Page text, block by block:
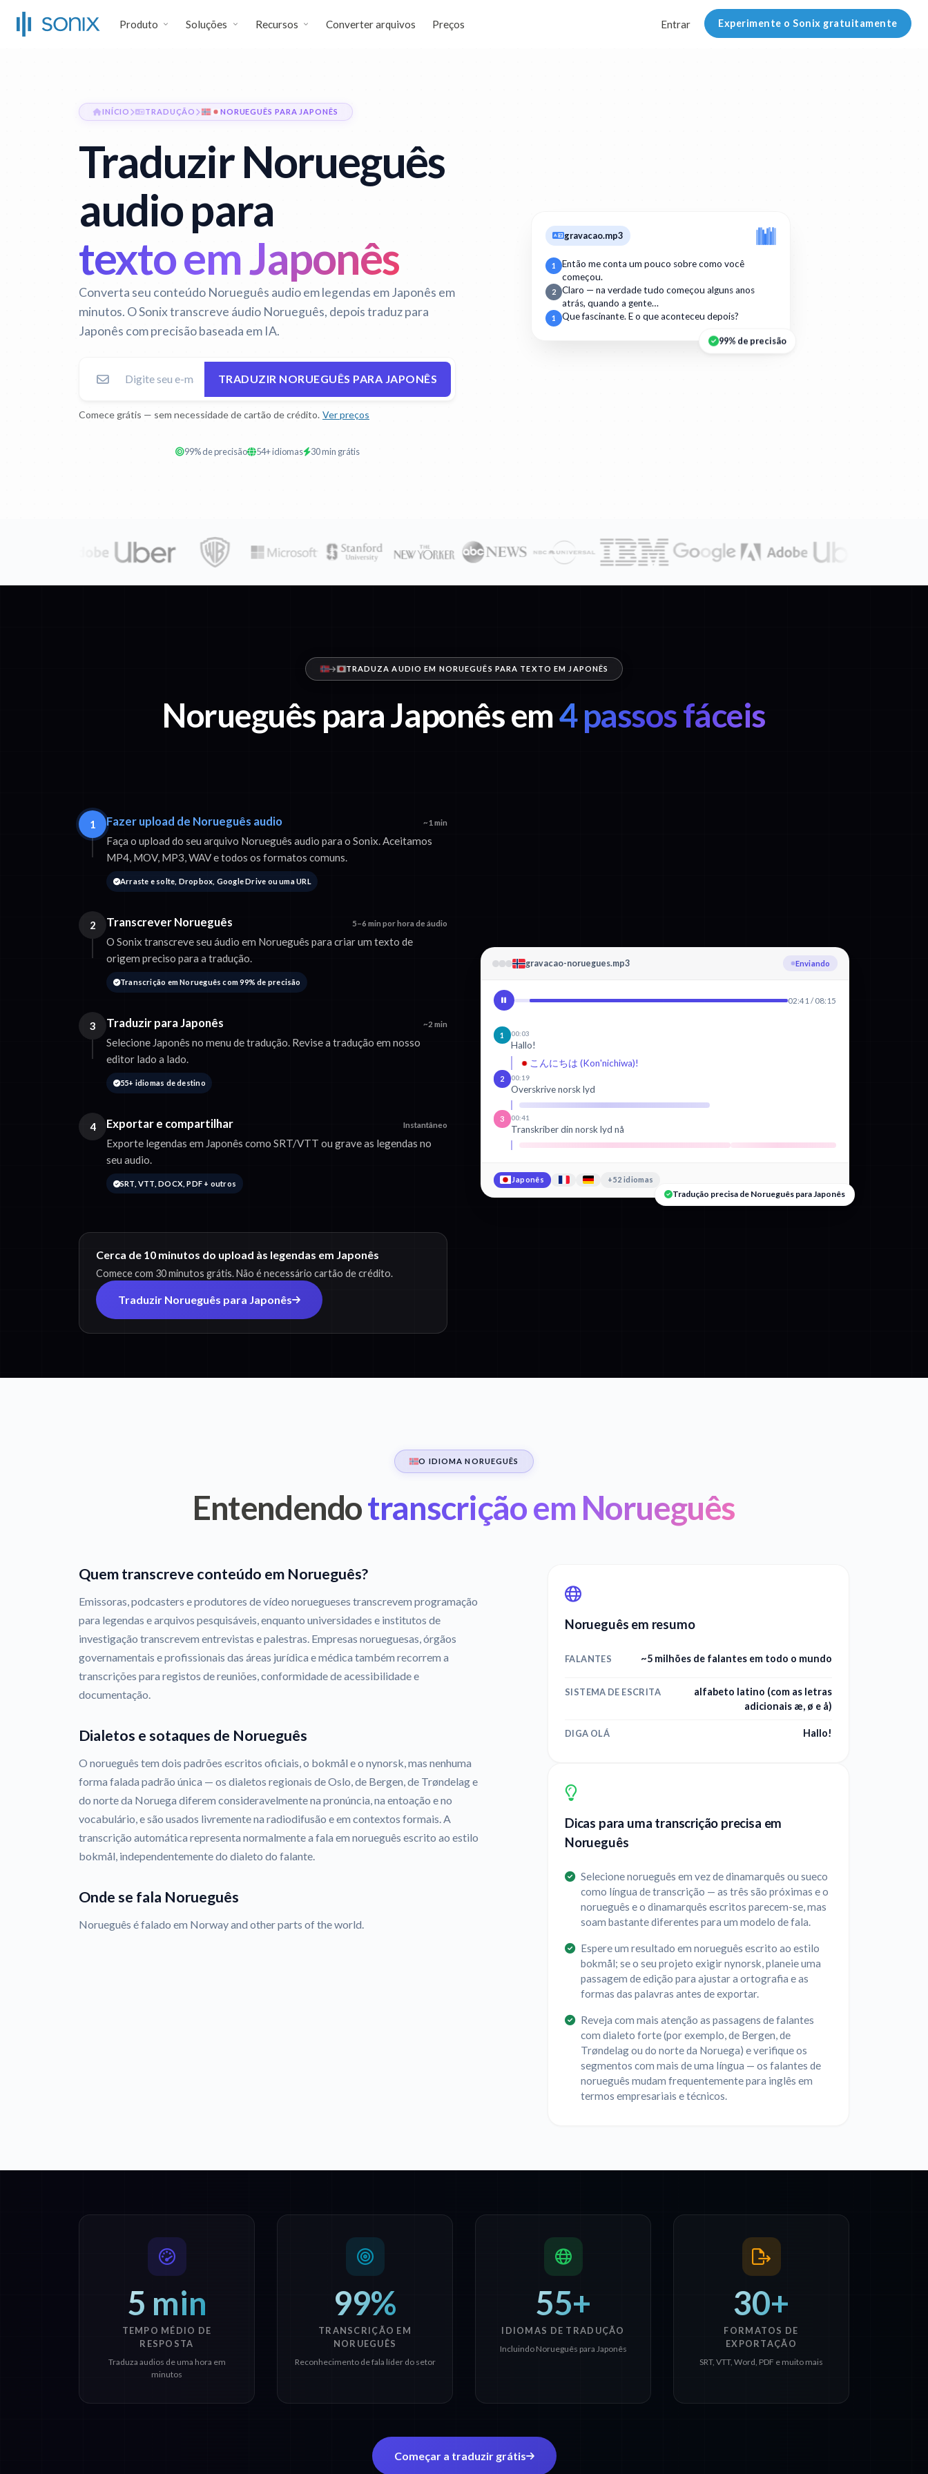
Produto Soluções Recursos Converter arquivos Preços Entrar Experimente o Sonix gratuitamente
INÍCIO TRADUÇÃO NORUEGUÊS PARA JAPONÊS
Traduzir Norueguês
audio para
texto em Japonês
Converta seu conteúdo Norueguês audio em legendas em Japonês em
minutos. O Sonix transcreve áudio Norueguês, depois traduz para
Japonês com precisão baseada em IA.
TRADUZIR NORUEGUÊS PARA JAPONÊS
Comece grátis — sem necessidade de cartão de crédito. Ver preços
99% de precisão 54+ idiomas 30 min grátis
gravacao.mp3
1
Então me conta um pouco sobre como você
começou.
2
Claro — na verdade tudo começou alguns anos
atrás, quando a gente…
1 Que fascinante. E o que aconteceu depois?
99% de precisão
TRADUZA AUDIO EM NORUEGUÊS PARA TEXTO EM JAPONÊS
Norueguês para Japonês em4 passos fáceis
1 Fazer upload de Norueguês audio ~1 min
Faça o upload do seu arquivo Norueguês audio para o Sonix. Aceitamos
MP4, MOV, MP3, WAV e todos os formatos comuns.
Arraste e solte, Dropbox, Google Drive ou uma URL
2 Transcrever Norueguês 5–6 min por hora de áudio
O Sonix transcreve seu áudio em Norueguês para criar um texto de
origem preciso para a tradução.
Transcrição em Norueguês com 99% de precisão
3 Traduzir para Japonês ~2 min
Selecione Japonês no menu de tradução. Revise a tradução em nosso
editor lado a lado.
55+ idiomas de destino
4 Exportar e compartilhar Instantâneo
Exporte legendas em Japonês como SRT/VTT ou grave as legendas no
seu audio.
SRT, VTT, DOCX, PDF + outros
Cerca de 10 minutos do upload às legendas em Japonês
Comece com 30 minutos grátis. Não é necessário cartão de crédito.
Traduzir Norueguês para Japonês
gravacao-noruegues.mp3 Transcrevendo Norueguês
02:41 / 08:15
1 00:03
Hallo!
こんにちは (Kon'nichiwa)!
2 00:19
Overskrive norsk lyd
3 00:41
Transkriber din norsk lyd nå
Japonês +52 idiomas
Tradução precisa de Norueguês para Japonês
O IDIOMA NORUEGUÊS
Entendendotranscrição em Norueguês
Quem transcreve conteúdo em Norueguês?
Emissoras, podcasters e produtores de vídeo noruegueses transcrevem programação
para legendas e arquivos pesquisáveis, enquanto universidades e institutos de
investigação transcrevem entrevistas e palestras. Empresas norueguesas, órgãos
governamentais e profissionais das áreas jurídica e médica também recorrem a
transcrições para registos de reuniões, conformidade de acessibilidade e
documentação.
Dialetos e sotaques de Norueguês
O norueguês tem dois padrões escritos oficiais, o bokmål e o nynorsk, mas nenhuma
forma falada padrão única — os dialetos regionais de Oslo, de Bergen, de Trøndelag e
do norte da Noruega diferem consideravelmente na pronúncia, na entoação e no
vocabulário, e são usados livremente na radiodifusão e em contextos formais. A
transcrição automática representa normalmente a fala em norueguês escrito ao estilo
bokmål, independentemente do dialeto do falante.
Onde se fala Norueguês
Norueguês é falado em Norway and other parts of the world.
Norueguês em resumo
FALANTES ~5 milhões de falantes em todo o mundo
SISTEMA DE ESCRITA
alfabeto latino (com as letras
adicionais æ, ø e å)
DIGA OLÁ Hallo!
Dicas para uma transcrição precisa em
Norueguês
Selecione norueguês em vez de dinamarquês ou sueco
como língua de transcrição — as três são próximas e o
norueguês e o dinamarquês escritos parecem-se, mas
soam bastante diferentes para um modelo de fala.
Espere um resultado em norueguês escrito ao estilo
bokmål; se o seu projeto exigir nynorsk, planeie uma
passagem de edição para ajustar a ortografia e as
formas das palavras antes de exportar.
Reveja com mais atenção as passagens de falantes
com dialeto forte (por exemplo, de Bergen, de
Trøndelag ou do norte da Noruega) e verifique os
segmentos com mais de uma língua — os falantes de
norueguês mudam frequentemente para inglês em
termos empresariais e técnicos.
5 min
TEMPO MÉDIO DE
RESPOSTA
Traduza audios de uma hora em
minutos
99%
TRANSCRIÇÃO EM
NORUEGUÊS
Reconhecimento de fala líder do setor
55+
IDIOMAS DE TRADUÇÃO
Incluindo Norueguês para Japonês
30+
FORMATOS DE
EXPORTAÇÃO
SRT, VTT, Word, PDF e muito mais
Começar a traduzir grátis